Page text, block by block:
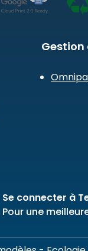
Se connecter à
Pour une